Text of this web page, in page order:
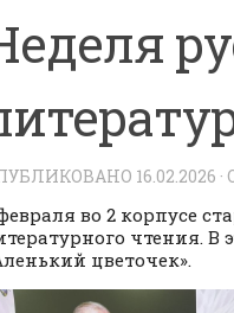
16.02.2026
во 2 корпусе
чтения. В
цветочек».